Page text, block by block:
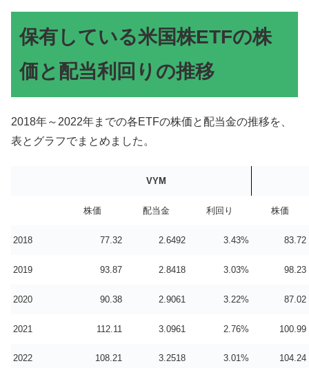
保有している米国株ETFの株
価と配当利回りの推移
2018年～2022年までの各ETFの株価と配当金の推移を、
表とグラフでまとめました。
VYM
株価 配当金 利回り 株価
2018 77.32 2.6492 3.43% 83.72
2019 93.87 2.8418 3.03% 98.23
2020 90.38 2.9061 3.22% 87.02
2021 112.11 3.0961 2.76% 100.99
2022 108.21 3.2518 3.01% 104.24